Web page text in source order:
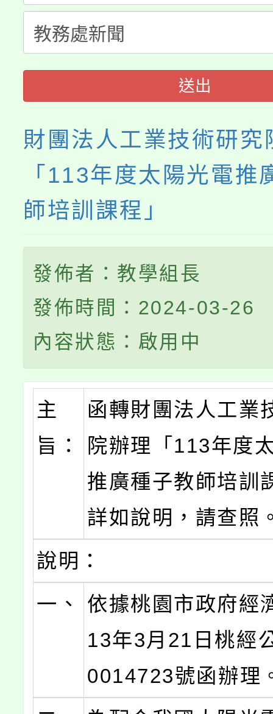
者。
份教師研習
淨零綠生活教案入校路
會
送出
財團法人工業技術研究
「113年度太陽光電推
師培訓課程」
發佈者：教學組長
發佈時間：2024-03-26
內容狀態：啟用中
主
旨：
函轉財團法人工業
院辦理「113年度
推廣種子教師培訓
詳如說明，請查照
說明：
一、
依據桃園市政府經
13年3月21日桃經
0014723號函辦理